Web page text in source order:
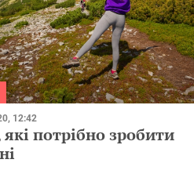
12:42
які потрібно зробити